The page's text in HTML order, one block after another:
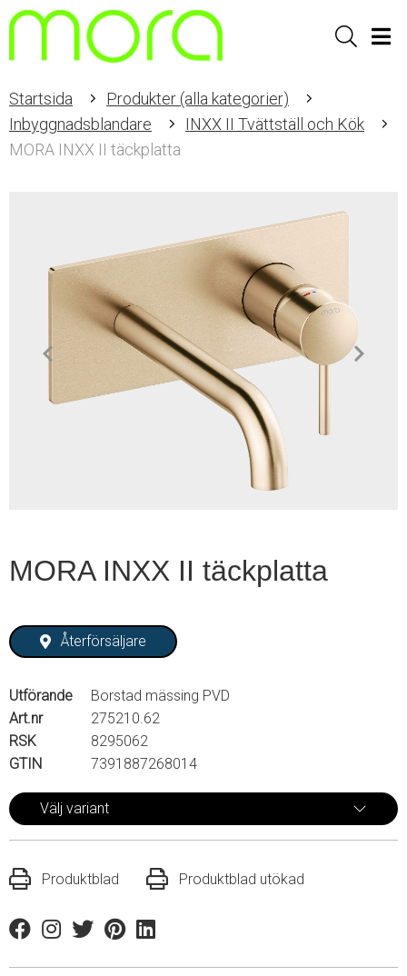
Sök
Startsida
Produkter (alla kategorier)
Inbyggnadsblandare
INXX II Tvättställ och Kök
MORA INXX II täckplatta
MORA INXX II täckplatta
Återförsäljare
Utförande
Borstad mässing PVD
Art.nr
275210.62
RSK
8295062
GTIN
7391887268014
Välj variant
Produktblad Produktblad utökad
FacebookInstagram
TwitterPinterestLinkedin